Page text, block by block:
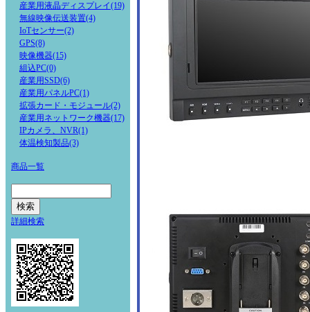
産業用液晶ディスプレイ(19)
無線映像伝送装置(4)
IoTセンサー(2)
GPS(8)
映像機器(15)
組込PC(0)
産業用SSD(6)
産業用パネルPC(1)
拡張カード・モジュール(2)
産業用ネットワーク機器(17)
IPカメラ、NVR(1)
体温検知製品(3)
商品一覧
詳細検索